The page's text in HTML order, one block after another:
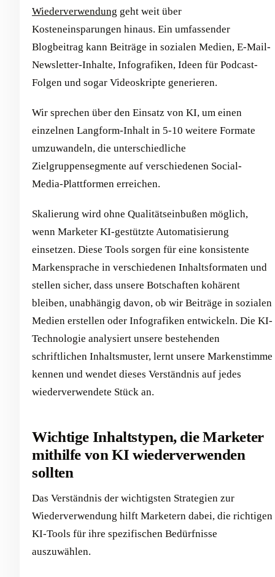
Wiederverwendung geht weit über
Kosteneinsparungen hinaus. Ein umfassender
Blogbeitrag kann Beiträge in sozialen Medien, E-Mail-
Newsletter-Inhalte, Infografiken, Ideen für Podcast-
Folgen und sogar Videoskripte generieren.
Wir sprechen über den Einsatz von KI, um einen
einzelnen Langform-Inhalt in 5-10 weitere Formate
umzuwandeln, die unterschiedliche
Zielgruppensegmente auf verschiedenen Social-
Media-Plattformen erreichen.
Skalierung wird ohne Qualitätseinbußen möglich,
wenn Marketer KI-gestützte Automatisierung
einsetzen. Diese Tools sorgen für eine konsistente
Markensprache in verschiedenen Inhaltsformaten und
stellen sicher, dass unsere Botschaften kohärent
bleiben, unabhängig davon, ob wir Beiträge in sozialen
Medien erstellen oder Infografiken entwickeln. Die KI-
Technologie analysiert unsere bestehenden
schriftlichen Inhaltsmuster, lernt unsere Markenstimme
kennen und wendet dieses Verständnis auf jedes
wiederverwendete Stück an.
Wichtige Inhaltstypen, die Marketer
mithilfe von KI wiederverwenden
sollten
Das Verständnis der wichtigsten Strategien zur
Wiederverwendung hilft Marketern dabei, die richtigen
KI-Tools für ihre spezifischen Bedürfnisse
auszuwählen.